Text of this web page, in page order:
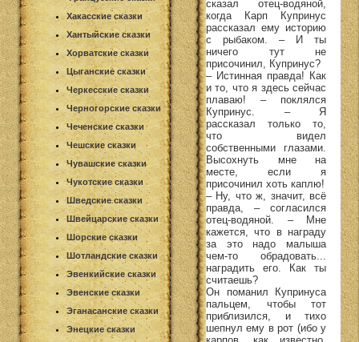
Хакасские сказки
Хантыйские сказки
Хорватские сказки
Цыганские сказки
Черкесские сказки
Черногорские сказки
Чеченские сказки
Чешские сказки
Чувашские сказки
Чукотские сказки
Шведские сказки
Швейцарские сказки
Шорские сказки
Шотландские сказки
Эвенкийские сказки
Эвенские сказки
Эганасанские сказки
Энецкие сказки
сказал отец-водяной,
когда Карп Купринус
рассказал ему историю
с рыбаком. – И ты
ничего тут не
присочинил, Купринус?
– Истинная правда! Как
и то, что я здесь сейчас
плаваю! – поклялся
Купринус. – Я
рассказал только то,
что видел
собственными глазами.
Высохнуть мне на
месте, если я
присочинил хоть каплю!
– Ну, что ж, значит, всё
правда, – согласился
отец-водяной. – Мне
кажется, что в награду
за это надо малыша
чем-то обрадовать...
наградить его. Как ты
считаешь?
Он поманил Купринуса
пальцем, чтобы тот
приблизился, и тихо
шепнул ему в рот (ибо у